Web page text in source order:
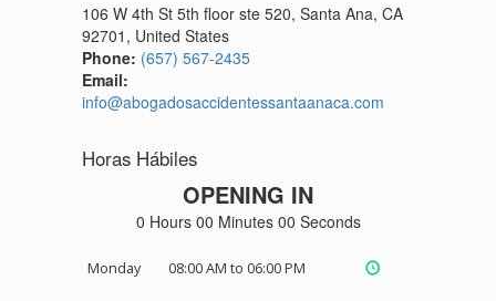
106 W 4th St 5th floor ste 520, Santa Ana, CA
92701, United States
Phone: (657) 567-2435
Email:
info@abogadosaccidentessantaanaca.com
Horas Hábiles
OPENING IN
0 Hours 00 Minutes 00 Seconds
Monday 08:00 AM to 06:00 PM